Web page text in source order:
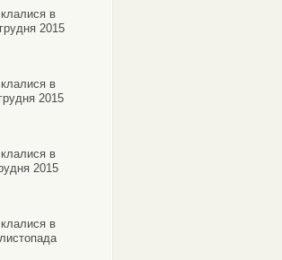
в
2015
в
2015
в
2015
в